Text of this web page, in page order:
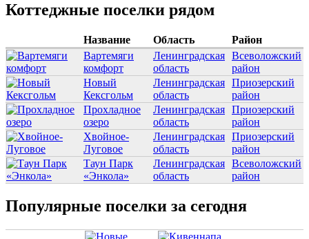
Коттеджные поселки рядом
Название Область
Район
Вартемяги
комфорт
Ленинградская
область
Всеволожский
район
Новый
Кексгольм
Ленинградская
область
Приозерский
район
Прохладное
озеро
Ленинградская
область
Приозерский
район
Хвойное-
Луговое
Ленинградская
область
Приозерский
район
Таун Парк
«Энкола»
Ленинградская
область
Всеволожский
район
Популярные поселки за сегодня